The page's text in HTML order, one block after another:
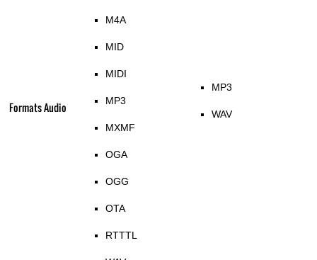
Formats Audio
M4A
MID
MIDI
MP3
MXMF
OGA
OGG
OTA
RTTTL
MP3
WAV